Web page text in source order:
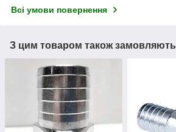
Всі умови повернення
З цим товаром також замовляють